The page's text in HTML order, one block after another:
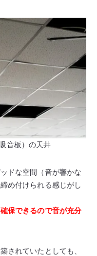
音板）の天井
ドな空間（音が響かな
め付けられる感じがし
保できるので音が充分
されていたとしても、